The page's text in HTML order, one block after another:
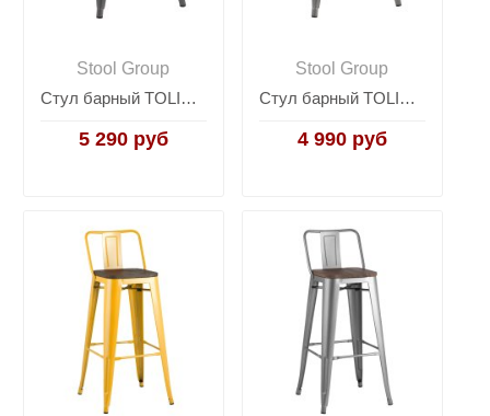
Stool Group
Стул барный TOLIX серебристый матовый
5 290 руб
Stool Group
Стул барный TOLIX WOOD серебристый матовый
4 990 руб